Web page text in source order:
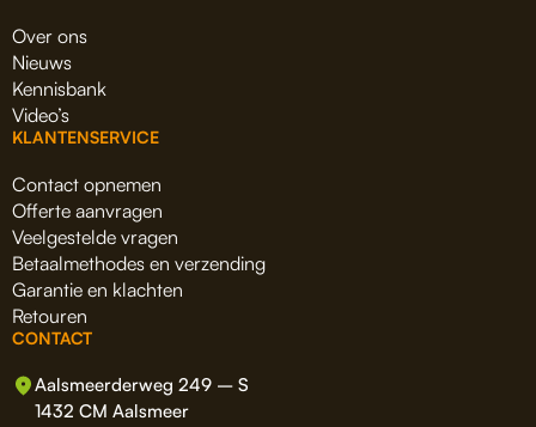
Over ons
Nieuws
Kennisbank
Video’s
KLANTENSERVICE
Contact opnemen
Offerte aanvragen
Veelgestelde vragen
Betaalmethodes en verzending
Garantie en klachten
Retouren
CONTACT
Aalsmeerderweg 249 – S
1432 CM Aalsmeer